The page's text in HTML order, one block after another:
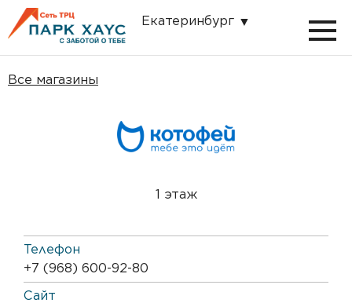
Екатеринбург
Все магазины
1 этаж
Телефон
+7 (968) 600-92-80
Сайт